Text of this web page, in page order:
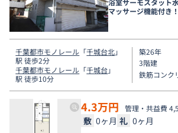
マッサージ機能付き
千葉店まで。
千葉都市モノレール 「千城台北」
駅 徒歩2分
千葉都市モノレール 「千城台」
駅 徒歩10分
築26年
3階建
鉄筋コンク
4.3万円 管理・共益費
敷 0ヶ月 礼 0ヶ月